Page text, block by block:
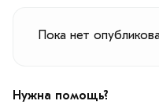
Пока нет
Нужна помощь?